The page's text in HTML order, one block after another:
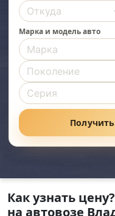
Марка и модель авто
Как узнать
на автовозе